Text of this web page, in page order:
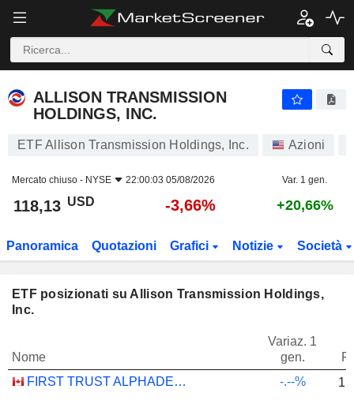
ALLISON TRANSMISSION
HOLDINGS, INC.
ETF Allison Transmission Holdings, Inc. Azioni
Mercato chiuso - NYSE 22:00:03 05/08/2026 Var. 1 gen.
118,13 USD -3,66% +20,66%
Panoramica Quotazioni Grafici Notizie Società
ETF posizionati su Allison Transmission Holdings,
Inc.
Nome
Variaz. 1
gen.
FIRST TRUST ALPHADEX U.S. INDUSTRIALS SECTOR INDEX ETF - CAD HEDGED
-.--%